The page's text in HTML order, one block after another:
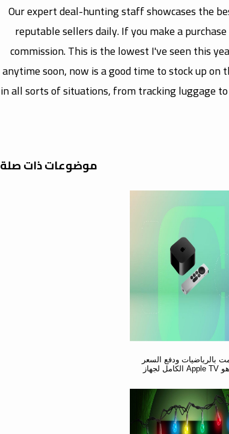
Our expert deal-hunting staff showcases the
reputable sellers daily. If you make a
commission. This is the lowest I've seen this
anytime soon, now is a good time to stock up on
in all sorts of situations, from tracking luggage
موضوعات ذات صلة
بالرياضيات ودفع السعر
الكامل لجهاز Apple TV اليوم هو